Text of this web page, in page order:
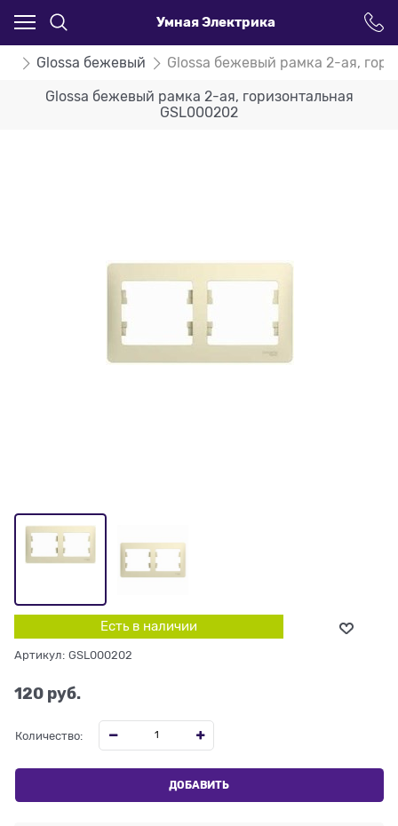
Умная Электрика
Glossa бежевый Glossa бежевый рамка 2-ая,
Glossa бежевый рамка 2-ая, горизонтальная
GSL000202
Есть в наличии
Артикул: GSL000202
120 руб.
Количество:
ДОБАВИТЬ